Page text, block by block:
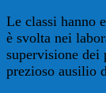
Le classi hanno
è svolta nei
supervisione
prezioso ausilio